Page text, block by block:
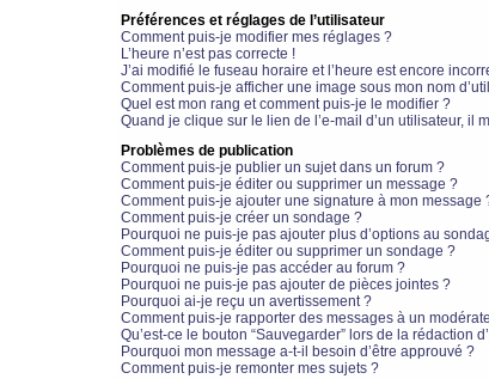
Préférences et réglages de l’utilisateur
Comment puis-je modifier mes réglages ?
L’heure n’est pas correcte !
J’ai modifié le fuseau horaire et l’heure est encore
Comment puis-je afficher une image sous mon nom
Quel est mon rang et comment puis-je le modifier ?
Quand je clique sur le lien de l’e-mail d’un utilisateur, il
Problèmes de publication
Comment puis-je publier un sujet dans un forum ?
Comment puis-je éditer ou supprimer un message ?
Comment puis-je ajouter une signature à mon message
Comment puis-je créer un sondage ?
Pourquoi ne puis-je pas ajouter plus d’options au
Comment puis-je éditer ou supprimer un sondage ?
Pourquoi ne puis-je pas accéder au forum ?
Pourquoi ne puis-je pas ajouter de pièces jointes ?
Pourquoi ai-je reçu un avertissement ?
Comment puis-je rapporter des messages à un
Qu’est-ce le bouton “Sauvegarder” lors de la rédaction
Pourquoi mon message a-t-il besoin d’être approuvé ?
Comment puis-je remonter mes sujets ?